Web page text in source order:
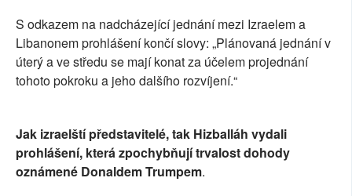
S odkazem na nadcházející jednání mezi Izraelem a
Libanonem prohlášení končí slovy: „Plánovaná jednání v
úterý a ve středu se mají konat za účelem projednání
tohoto pokroku a jeho dalšího rozvíjení.“
Jak izraelští představitelé, tak Hizballáh vydali
prohlášení, která zpochybňují trvalost dohody
oznámené Donaldem Trumpem.